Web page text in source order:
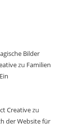
Bilder
zu Familien
Creativezu
der Website für